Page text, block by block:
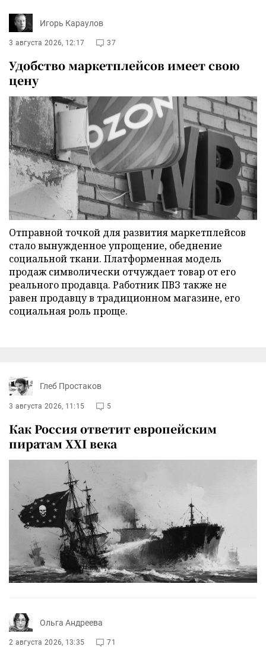
Игорь Караулов
3 августа 2026, 12:17 37
Удобство маркетплейсов имеет свою
цену
Отправной точкой для развития маркетплейсов
стало вынужденное упрощение, обеднение
социальной ткани. Платформенная модель
продаж символически отчуждает товар от его
реального продавца. Работник ПВЗ также не
равен продавцу в традиционном магазине, его
социальная роль проще.
Глеб Простаков
3 августа 2026, 11:15 5
Как Россия ответит европейским
пиратам XXI века
Ольга Андреева
2 августа 2026, 13:35 71